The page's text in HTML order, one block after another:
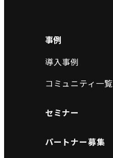
事例
導入事例
コミュニティ一覧
セミナー
パートナー募集